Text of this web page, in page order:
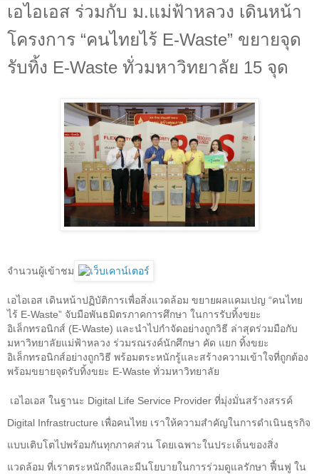
เอไอเอส ร่วมกับ ม.แม่ฟ้าหลวง เดินหน้า
โครงการ “คนไทยไร้ E-Waste” ขยายจุด
รับทิ้ง E-Waste ทั่วมหาวิทยาลัย 15 จุด
จำนวนผู้เข้าชม
เอไอเอส เดินหน้าปฏิบัติการเพื่อสิ่งแวดล้อม ขยายผลแคมเปญ “คนไทย
ไร้ E-Waste” จับมือพันธมิตรภาคการศึกษา ในการรับทิ้งขยะ
อิเล็กทรอนิกส์ (E-Waste) และนำไปกำจัดอย่างถูกวิธี ล่าสุดร่วมมือกับ
มหาวิทยาลัยแม่ฟ้าหลวง ร่วมรณรงค์นักศึกษา คัด แยก ทิ้งขยะ
อิเล็กทรอนิกส์อย่างถูกวิธี พร้อมตระหนักรู้และสร้างความเข้าใจที่ถูกต้อง
พร้อมขยายจุดรับทิ้งขยะ E-Waste ทั่วมหาวิทยาลัย
เอไอเอส ในฐานะ Digital Life Service Provider ที่มุ่งมั่นสร้างสรรค์
Digital Infrastructure เพื่อคนไทย เราให้ความสำคัญในการดำเนินธุรกิจ
แบบเติบโตไปพร้อมกันทุกภาคส่วน โดยเฉพาะในประเด็นของสิ่ง
แวดล้อม ที่เราตระหนักถึงและมีนโยบายในการร่วมดูแลรักษา ฟื้นฟู ใน